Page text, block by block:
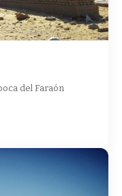
del Faraón